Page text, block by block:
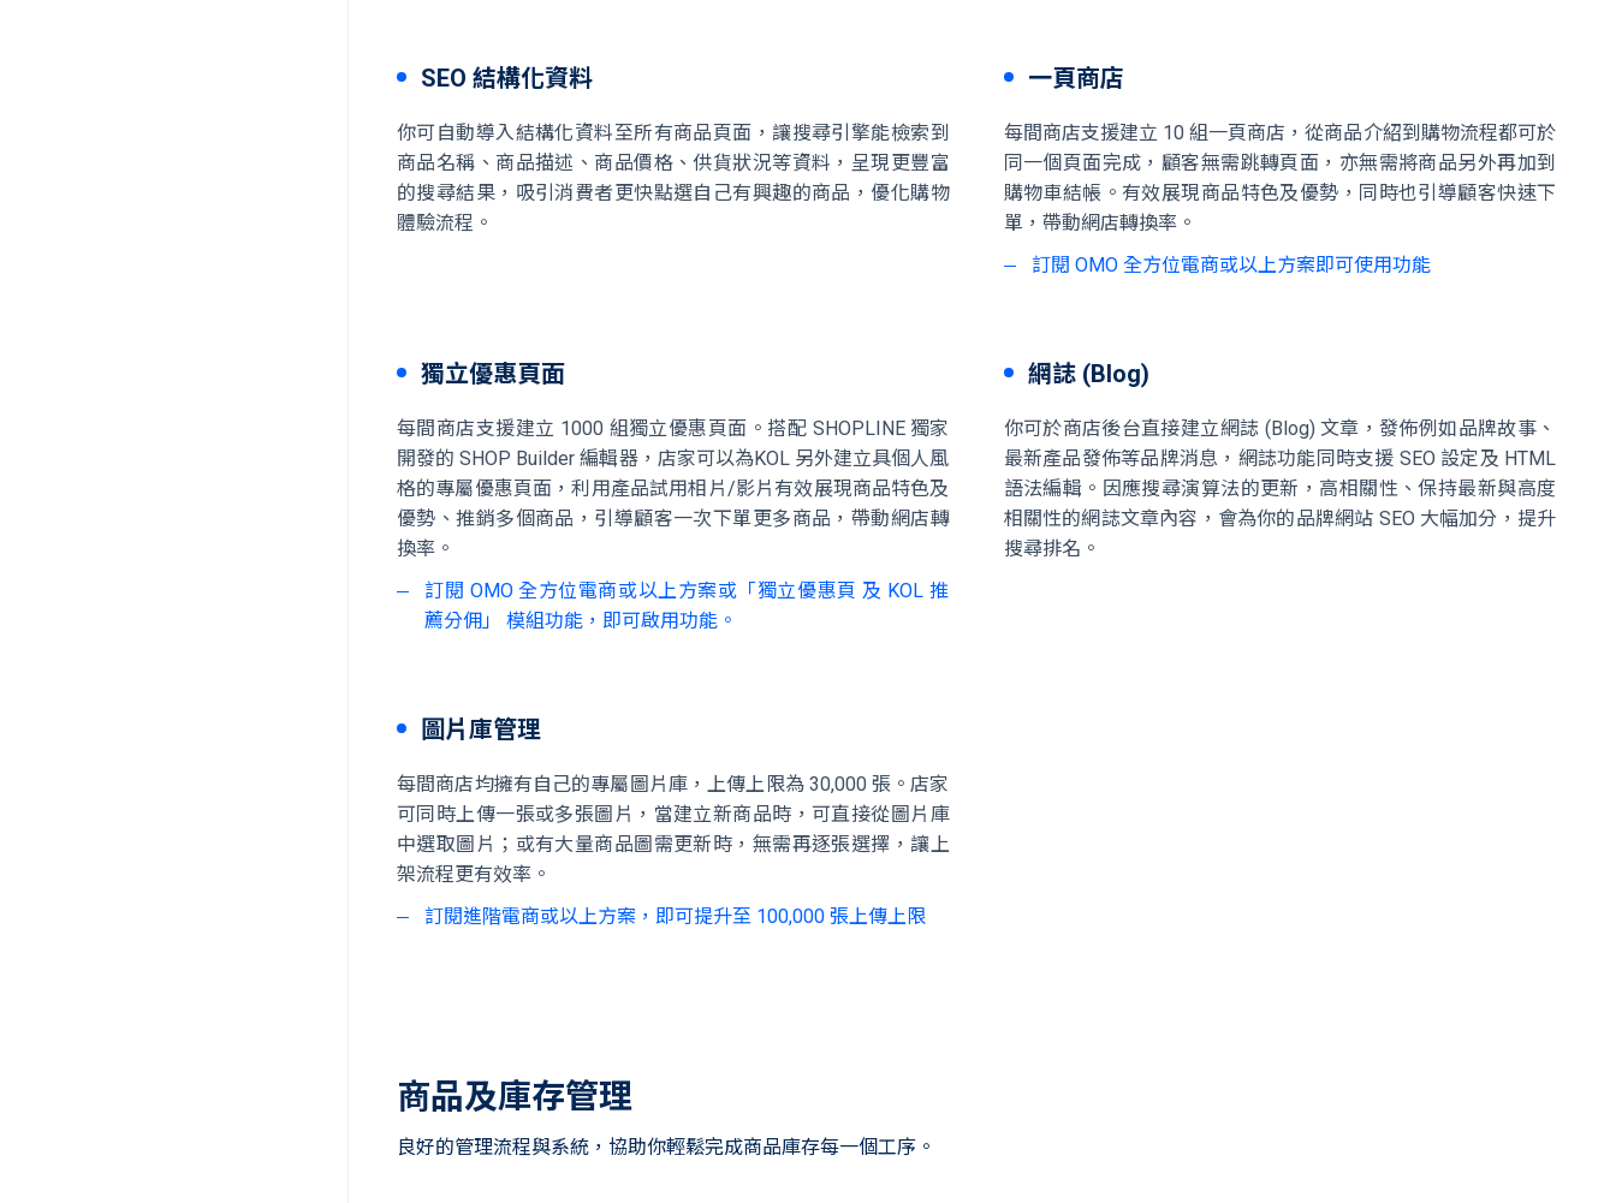
SEO 結構化資料
你可自動導入結構化資料至所有商品頁面，讓搜尋引擎能檢索到
商品名稱、商品描述、商品價格、供貨狀況等資料，呈現更豐富
的搜尋結果，吸引消費者更快點選自己有興趣的商品，優化購物
體驗流程。
一頁商店
每間商店支援建立 10 組一頁商店，從商品介紹到購物流程都可於
同一個頁面完成，顧客無需跳轉頁面，亦無需將商品另外再加到
購物車結帳。有效展現商品特色及優勢，同時也引導顧客快速下
單，帶動網店轉換率。
訂閱 OMO 全方位電商或以上方案即可使用功能
獨立優惠頁面
每間商店支援建立 1000 組獨立優惠頁面。搭配 SHOPLINE 獨家
開發的 SHOP Builder 編輯器，店家可以為KOL 另外建立具個人風
格的專屬優惠頁面，利用產品試用相片/影片有效展現商品特色及
優勢、推銷多個商品，引導顧客一次下單更多商品，帶動網店轉
換率。
訂閱 OMO 全方位電商或以上方案或「獨立優惠頁 及 KOL 推
薦分佣」 模組功能，即可啟用功能。
網誌 (Blog)
你可於商店後台直接建立網誌 (Blog) 文章，發佈例如品牌故事、
最新產品發佈等品牌消息，網誌功能同時支援 SEO 設定及 HTML
語法編輯。因應搜尋演算法的更新，高相關性、保持最新與高度
相關性的網誌文章內容，會為你的品牌網站 SEO 大幅加分，提升
搜尋排名。
圖片庫管理
每間商店均擁有自己的專屬圖片庫，上傳上限為 30,000 張。店家
可同時上傳一張或多張圖片，當建立新商品時，可直接從圖片庫
中選取圖片；或有大量商品圖需更新時，無需再逐張選擇，讓上
架流程更有效率。
訂閱進階電商或以上方案，即可提升至 100,000 張上傳上限
商品及庫存管理
良好的管理流程與系統，協助你輕鬆完成商品庫存每一個工序。